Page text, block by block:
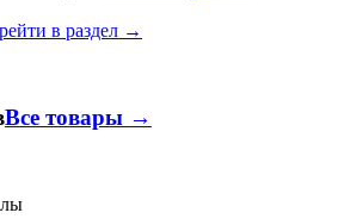
в раздел →
Все товары →